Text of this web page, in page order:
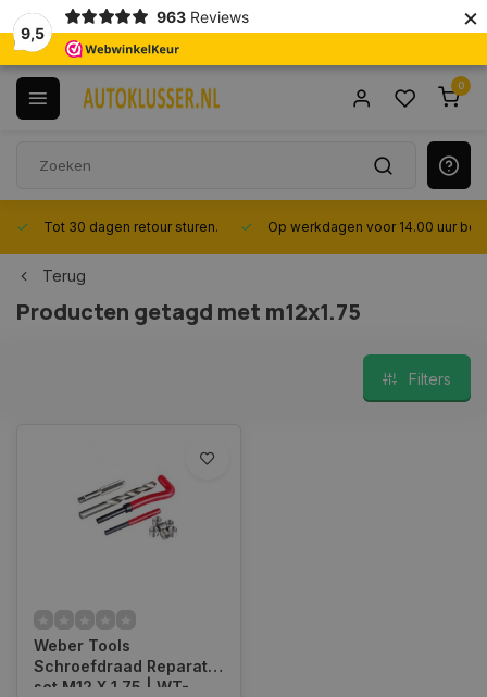
9,5
963 Reviews ×
0
Tot 30 dagen retour sturen. Op werkdagen voor 14.00 uur
Terug
Producten getagd met m12x1.75
Filters
Weber Tools
Schroefdraad Reparatie
set M12 X 1.75 | WT-